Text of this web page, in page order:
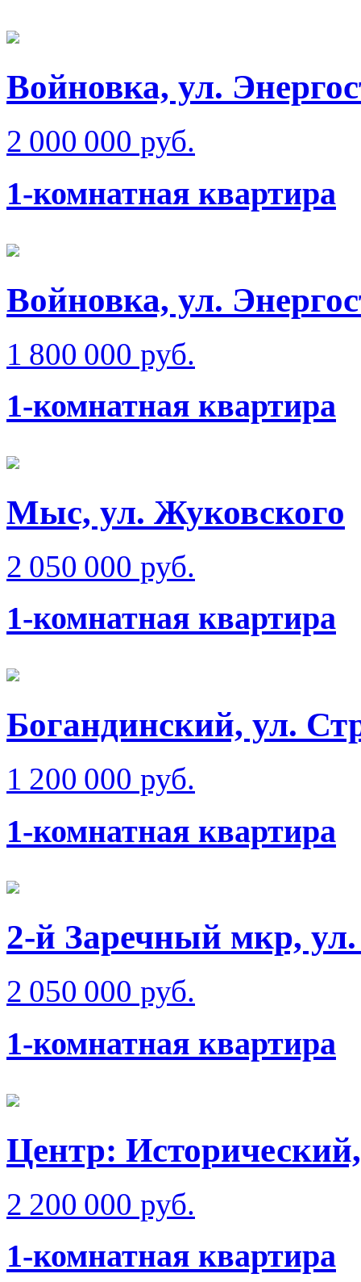
Войновка, ул.
2 000 000 руб.
1-комнатная квартира
Войновка, ул.
1 800 000 руб.
1-комнатная квартира
Мыс, ул. Жуковского
2 050 000 руб.
1-комнатная квартира
Богандинский, ул.
1 200 000 руб.
1-комнатная квартира
2-й Заречный мкр,
2 050 000 руб.
1-комнатная квартира
Центр:
2 200 000 руб.
1-комнатная квартира